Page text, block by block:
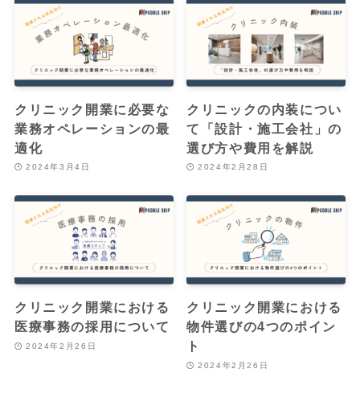
クリニック開業に必要な
業務オペレーションの最
適化
2024年3月4日
クリニックの内装につい
て「設計・施工会社」の
選び方や費用を解説
2024年2月28日
クリニック開業における
医療事務の採用について
2024年2月26日
クリニック開業における
物件選びの4つのポイン
ト
2024年2月26日